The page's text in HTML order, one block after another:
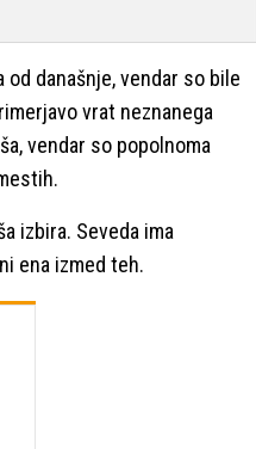
današnje, vendar so bile
vrat neznanega
vendar so popolnoma
izbira. Seveda ima
ena izmed teh.